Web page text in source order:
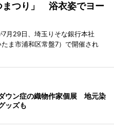
まつり」 浴衣姿でヨー
7月29日、埼玉りそな銀行本社
ま市浦和区常盤7）で開催され
ウン症の織物作家個展 地元染
ッズも